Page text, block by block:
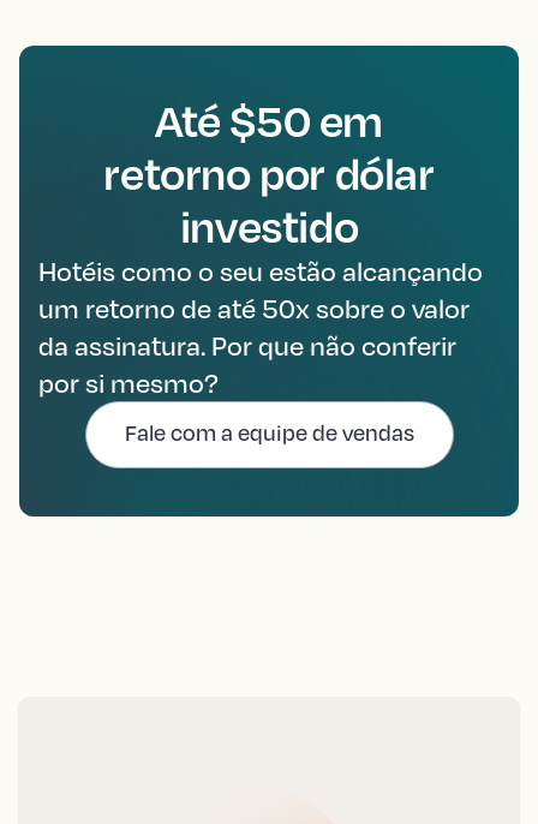
Até $50 em
retorno por dólar
investido
Hotéis como o seu estão alcançando
um retorno de até 50x sobre o valor
da assinatura. Por que não conferir
por si mesmo?
Fale com a equipe de vendas